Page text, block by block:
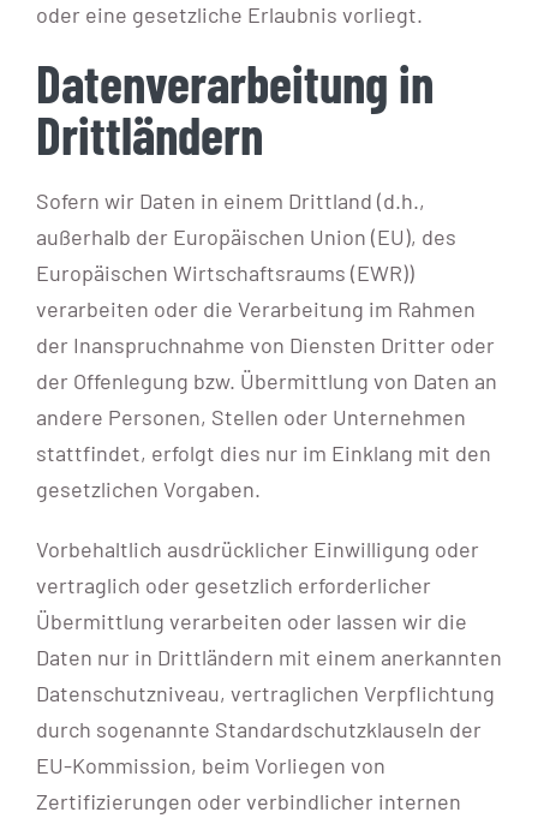
oder eine gesetzliche Erlaubnis vorliegt.
Datenverarbeitung in
Drittländern
Sofern wir Daten in einem Drittland (d.h.,
außerhalb der Europäischen Union (EU), des
Europäischen Wirtschaftsraums (EWR))
verarbeiten oder die Verarbeitung im Rahmen
der Inanspruchnahme von Diensten Dritter oder
der Offenlegung bzw. Übermittlung von Daten an
andere Personen, Stellen oder Unternehmen
stattfindet, erfolgt dies nur im Einklang mit den
gesetzlichen Vorgaben.
Vorbehaltlich ausdrücklicher Einwilligung oder
vertraglich oder gesetzlich erforderlicher
Übermittlung verarbeiten oder lassen wir die
Daten nur in Drittländern mit einem anerkannten
Datenschutzniveau, vertraglichen Verpflichtung
durch sogenannte Standardschutzklauseln der
EU-Kommission, beim Vorliegen von
Zertifizierungen oder verbindlicher internen